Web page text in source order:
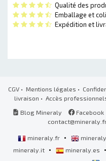
Qualité des
Emballage et
Expédition et
CGV • Mentions légales •
livraison • Accès
Blog Mineraly
Facebook
mineraly.fr •
mineraly.it • mineraly.es •